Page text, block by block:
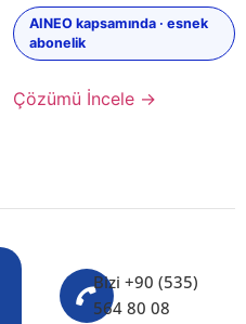
AINEO kapsamında · esnek
abonelik
Çözümü İncele →
Bizi +90 (535)
564 80 08